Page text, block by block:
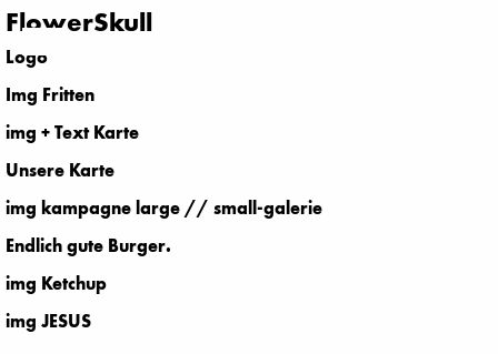
FlowerSkull
Logo
Img Fritten
img + Text Karte
Unsere Karte
img kampagne large // small-galerie
Endlich gute Burger.
img Ketchup
img JESUS